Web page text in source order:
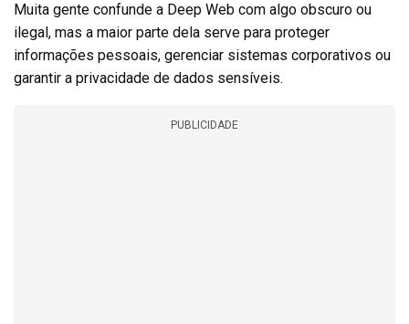
Muita gente confunde a Deep Web com algo obscuro ou
ilegal, mas a maior parte dela serve para proteger
informações pessoais, gerenciar sistemas corporativos ou
garantir a privacidade de dados sensíveis.
PUBLICIDADE